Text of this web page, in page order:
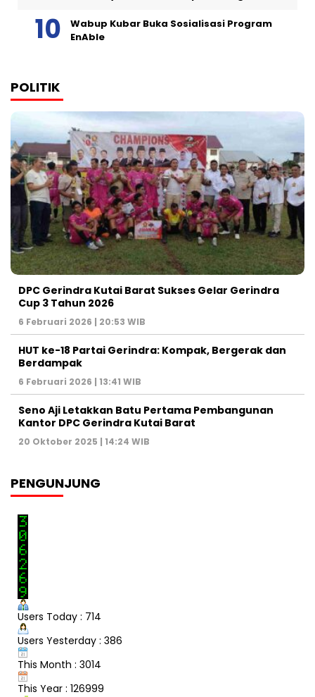
Wabup Kubar Buka Sosialisasi Program
EnAble
POLITIK
DPC Gerindra Kutai Barat Sukses Gelar Gerindra
Cup 3 Tahun 2026
6 Februari 2026 | 20:53 WIB
HUT ke-18 Partai Gerindra: Kompak, Bergerak dan
Berdampak
6 Februari 2026 | 13:41 WIB
Seno Aji Letakkan Batu Pertama Pembangunan
Kantor DPC Gerindra Kutai Barat
20 Oktober 2025 | 14:24 WIB
PENGUNJUNG
Users Today : 714
Users Yesterday : 386
This Month : 3014
This Year : 126999